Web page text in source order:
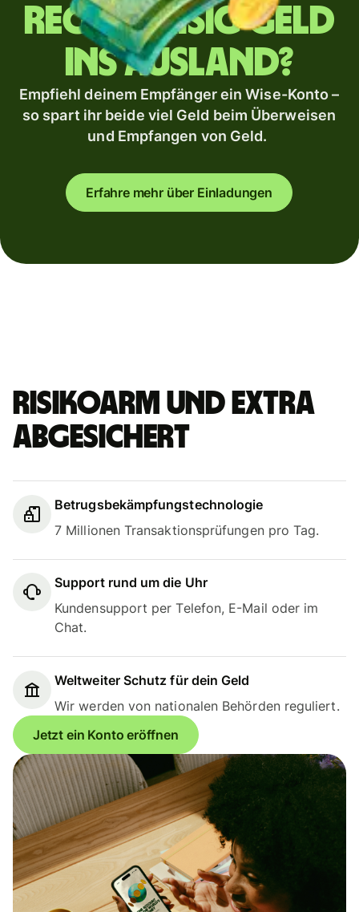
regelmäßig Geld
ins Ausland?
Empfiehl deinem Empfänger ein Wise-Konto –
so spart ihr beide viel Geld beim Überweisen
und Empfangen von Geld.
Erfahre mehr über Einladungen
Risikoarm und extra
abgesichert
Betrugsbekämpfungstechnologie
7 Millionen Transaktionsprüfungen pro Tag.
Support rund um die Uhr
Kundensupport per Telefon, E-Mail oder im
Chat.
Weltweiter Schutz für dein Geld
Wir werden von nationalen Behörden reguliert.
Jetzt ein Konto eröffnen